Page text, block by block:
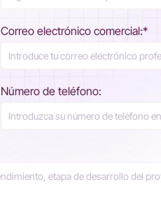
Correo electrónico comercial:*
Número de teléfono: